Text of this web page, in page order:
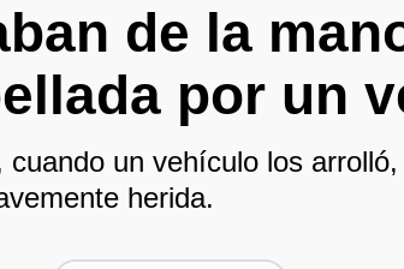
de la
por un
un vehículo los
herida.